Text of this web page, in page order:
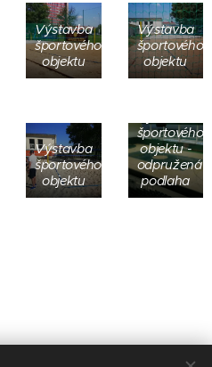
Výstavba
športového
objektu
Výstavba
športového
objektu
Výstavba
športového
objektu
športového
objektu -
odpružená
podlaha